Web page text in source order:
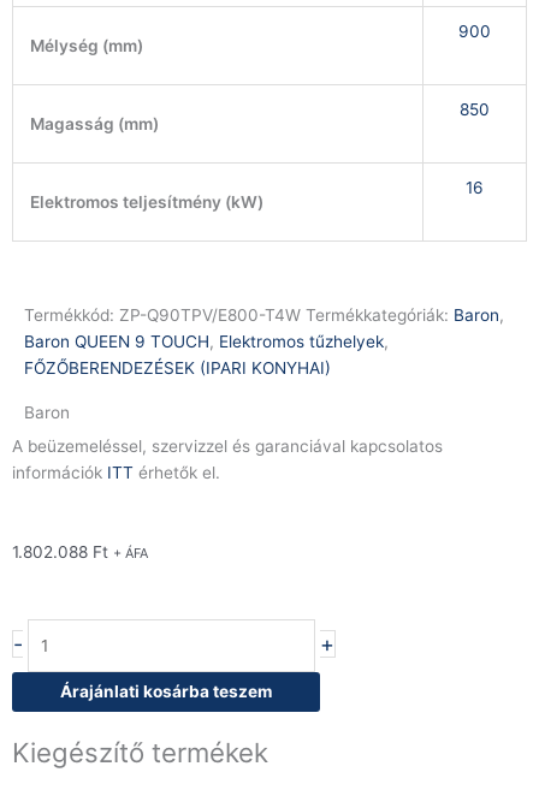
Mélység (mm)
900
Magasság (mm)
850
Elektromos teljesítmény (kW)
16
Termékkód: ZP-Q90TPV/E800-T4W Termékkategóriák: Baron,
Baron QUEEN 9 TOUCH, Elektromos tűzhelyek,
FŐZŐBERENDEZÉSEK (IPARI KONYHAI)
Baron
A beüzemeléssel, szervizzel és garanciával kapcsolatos
információk ITT érhetők el.
1.802.088 Ft + ÁFA
-
Q90TP/E800-
elektromos
tűzhely,
nyitott
+
Árajánlati kosárba teszem
Kiegészítő termékek